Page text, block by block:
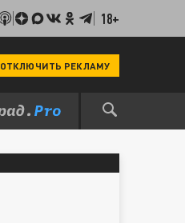
18+
ОТКЛЮЧИТЬ РЕКЛАМУ